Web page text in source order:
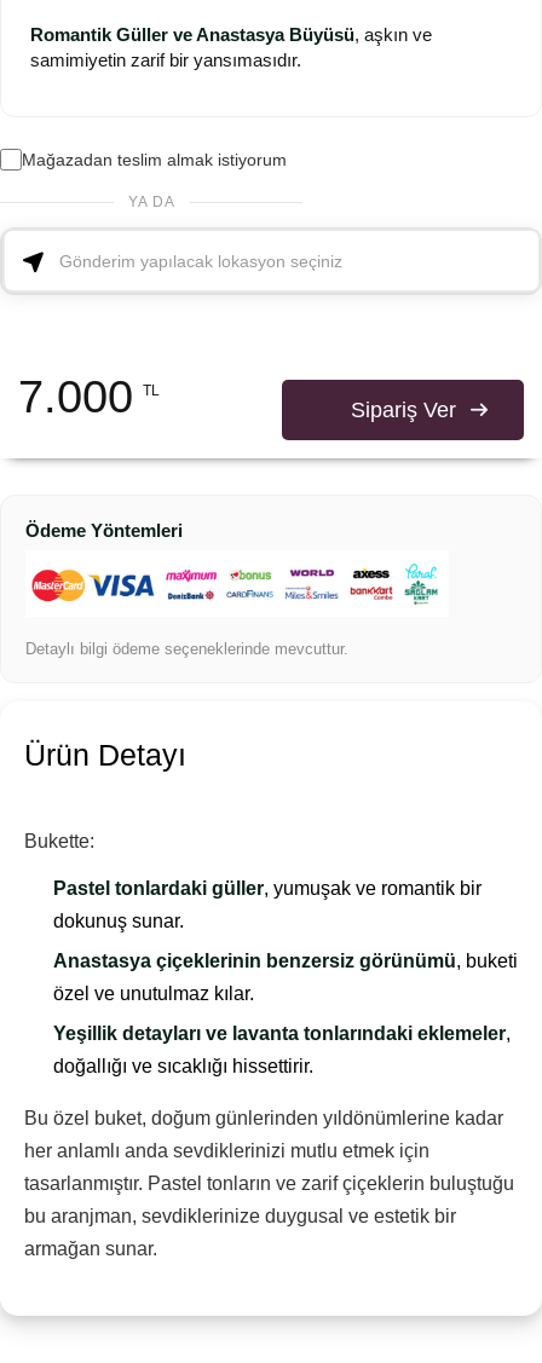
Romantik Güller ve Anastasya Büyüsü, aşkın ve
samimiyetin zarif bir yansımasıdır.
Mağazadan teslim almak istiyorum
YA DA
7.000 TL
Sipariş Ver
Ödeme Yöntemleri
Detaylı bilgi ödeme seçeneklerinde mevcuttur.
Ürün Detayı
Bukette:
Pastel tonlardaki güller, yumuşak ve romantik bir
dokunuş sunar.
Anastasya çiçeklerinin benzersiz görünümü, buketi
özel ve unutulmaz kılar.
Yeşillik detayları ve lavanta tonlarındaki eklemeler,
doğallığı ve sıcaklığı hissettirir.
Bu özel buket, doğum günlerinden yıldönümlerine kadar
her anlamlı anda sevdiklerinizi mutlu etmek için
tasarlanmıştır. Pastel tonların ve zarif çiçeklerin buluştuğu
bu aranjman, sevdiklerinize duygusal ve estetik bir
armağan sunar.